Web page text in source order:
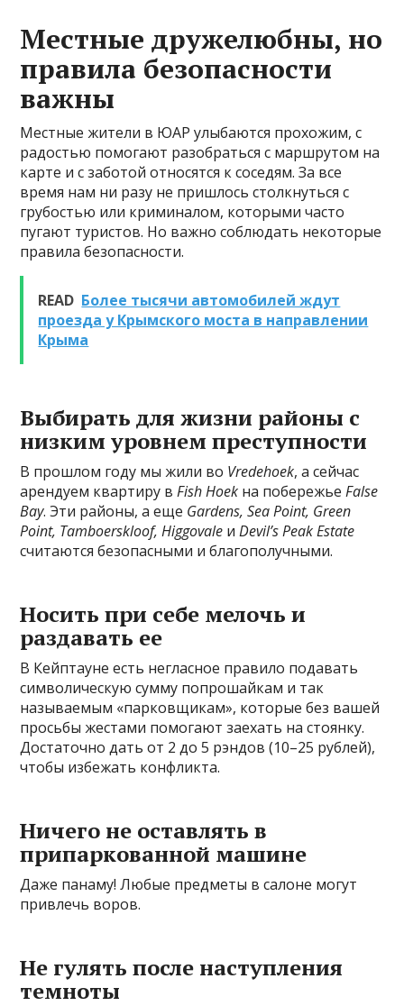
Местные дружелюбны, но
правила безопасности
важны
Местные жители в ЮАР улыбаются прохожим, с
радостью помогают разобраться с маршрутом на
карте и с заботой относятся к соседям. За все
время нам ни разу не пришлось столкнуться с
грубостью или криминалом, которыми часто
пугают туристов. Но важно соблюдать некоторые
правила безопасности.
READ Более тысячи автомобилей ждут
проезда у Крымского моста в направлении
Крыма
Выбирать для жизни районы с
низким уровнем преступности
В прошлом году мы жили во Vredehoek, а сейчас
арендуем квартиру вFish Hoek на побережьеFalse
Bay. Эти районы, а еще Gardens, Sea Point, Green
Point, Tamboerskloof, Higgovale иDevil’s Peak Estate
считаются безопасными и благополучными.
Носить при себе мелочь и
раздавать ее
В Кейптауне есть негласное правило подавать
символическую сумму попрошайкам и так
называемым «парковщикам», которые без вашей
просьбы жестами помогают заехать на стоянку.
Достаточно дать от 2 до 5 рэндов (10–25 рублей),
чтобы избежать конфликта.
Ничего не оставлять в
припаркованной машине
Даже панаму! Любые предметы в салоне могут
привлечь воров.
Не гулять после наступления
темноты